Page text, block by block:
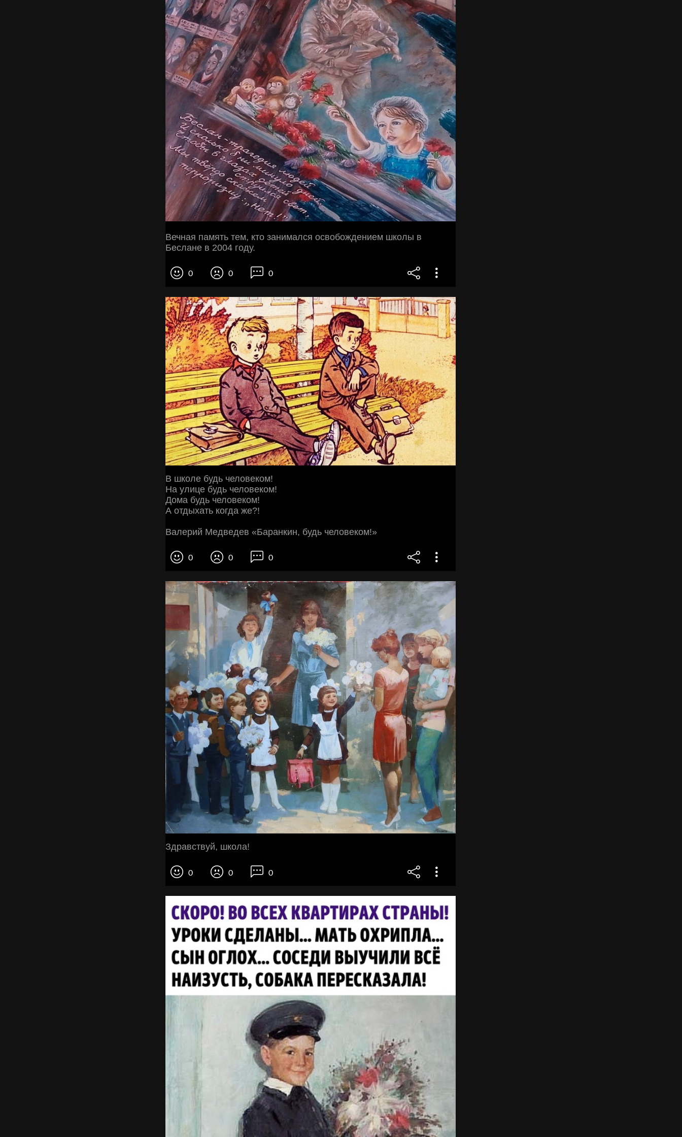
Вечная память тем, кто занимался освобождением школы в
Беслане в 2004 году.
0 0 0
В школе будь человеком!
На улице будь человеком!
Дома будь человеком!
А отдыхать когда же?!
Валерий Медведев «Баранкин, будь человеком!»
0 0 0
Здравствуй, школа!
0 0 0